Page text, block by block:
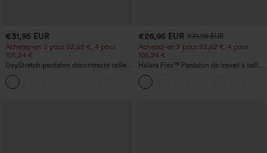
€31,95 EUR
Achetez-en 2 pour 52,62 €, 4 pour
105,24 €
DayStretch pantalon décontracté taille
haute avec poches et coupe droite
€26,95 EUR €31,95 EUR
Achetez-en 2 pour 52,62 €, 4 pour
105,24 €
Halara Flex™ Pantalon de travail à taille
haute, jambe large, avec poches, en
maille gaufrée